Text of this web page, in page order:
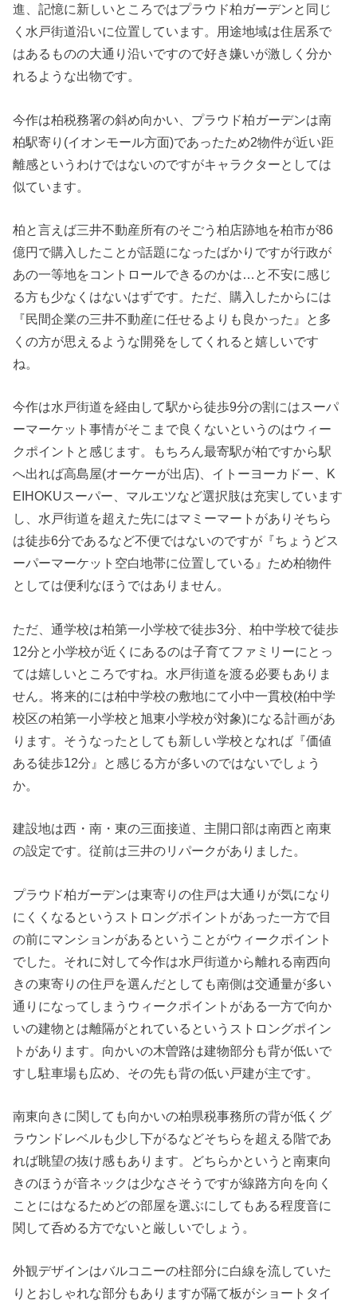
進、記憶に新しいところではプラウド柏ガーデンと同じ
く水戸街道沿いに位置しています。用途地域は住居系で
はあるものの大通り沿いですので好き嫌いが激しく分か
れるような出物です。
今作は柏税務署の斜め向かい、プラウド柏ガーデンは南
柏駅寄り(イオンモール方面)であったため2物件が近い距
離感というわけではないのですがキャラクターとしては
似ています。
柏と言えば三井不動産所有のそごう柏店跡地を柏市が86
億円で購入したことが話題になったばかりですが行政が
あの一等地をコントロールできるのかは…と不安に感じ
る方も少なくはないはずです。ただ、購入したからには
『民間企業の三井不動産に任せるよりも良かった』と多
くの方が思えるような開発をしてくれると嬉しいです
ね。
今作は水戸街道を経由して駅から徒歩9分の割にはスーパ
ーマーケット事情がそこまで良くないというのはウィー
クポイントと感じます。もちろん最寄駅が柏ですから駅
へ出れば高島屋(オーケーが出店)、イトーヨーカドー、K
EIHOKUスーパー、マルエツなど選択肢は充実しています
し、水戸街道を超えた先にはマミーマートがありそちら
は徒歩6分であるなど不便ではないのですが『ちょうどス
ーパーマーケット空白地帯に位置している』ため柏物件
としては便利なほうではありません。
ただ、通学校は柏第一小学校で徒歩3分、柏中学校で徒歩
12分と小学校が近くにあるのは子育てファミリーにとっ
ては嬉しいところですね。水戸街道を渡る必要もありま
せん。将来的には柏中学校の敷地にて小中一貫校(柏中学
校区の柏第一小学校と旭東小学校が対象)になる計画があ
ります。そうなったとしても新しい学校となれば『価値
ある徒歩12分』と感じる方が多いのではないでしょう
か。
建設地は西・南・東の三面接道、主開口部は南西と南東
の設定です。従前は三井のリパークがありました。
プラウド柏ガーデンは東寄りの住戸は大通りが気になり
にくくなるというストロングポイントがあった一方で目
の前にマンションがあるということがウィークポイント
でした。それに対して今作は水戸街道から離れる南西向
きの東寄りの住戸を選んだとしても南側は交通量が多い
通りになってしまうウィークポイントがある一方で向か
いの建物とは離隔がとれているというストロングポイン
トがあります。向かいの木曽路は建物部分も背が低いで
すし駐車場も広め、その先も背の低い戸建が主です。
南東向きに関しても向かいの柏県税事務所の背が低くグ
ラウンドレベルも少し下がるなどそちらを超える階であ
れば眺望の抜け感もあります。どちらかというと南東向
きのほうが音ネックは少なさそうですが線路方向を向く
ことにはなるためどの部屋を選ぶにしてもある程度音に
関して呑める方でないと厳しいでしょう。
外観デザインはバルコニーの柱部分に白線を流していた
りとおしゃれな部分もありますが隔て板がショートタイ